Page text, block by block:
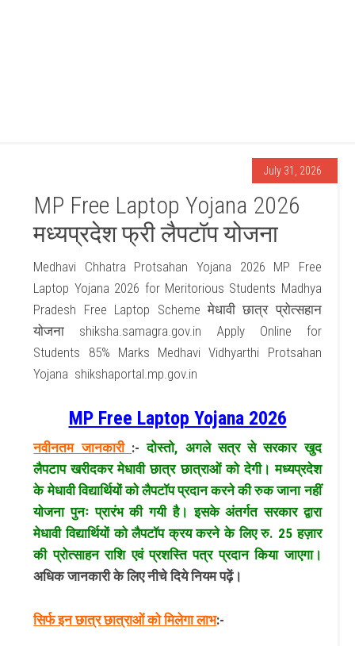
July 31, 2026
MP Free Laptop Yojana 2026
मध्यप्रदेश फ्री लैपटॉप योजना
Medhavi Chhatra Protsahan Yojana 2026 MP Free
Laptop Yojana 2026 for Meritorious Students Madhya
Pradesh Free Laptop Scheme मेधावी छात्र प्रोत्सहान
योजना shiksha.samagra.gov.in Apply Online for
Students 85% Marks Medhavi Vidhyarthi Protsahan
Yojana shikshaportal.mp.gov.in
MP Free Laptop Yojana 2026
नवीनतम जानकारी :-दोस्तो, अगले सत्र से सरकार खुद
लैपटाप खरीदकर मेधावी छात्र छात्राओं को देगी। मध्यप्रदेश
के मेधावी विद्यार्थियों को लैपटॉप प्रदान करने की रुक जाना नहीं
योजना पुनः प्रारंभ की गयी है। इसके अंतर्गत सरकार द्वारा
मेधावी विद्यार्थियों को लैपटॉप क्रय करने के लिए रु. 25 हज़ार
की प्रोत्साहन राशि एवं प्रशस्ति पत्र प्रदान किया जाएगा।
अधिक जानकारी के लिए नीचे दिये नियम पढ़ें।
सिर्फ इन छात्र छात्राओं को मिलेगा लाभ:-